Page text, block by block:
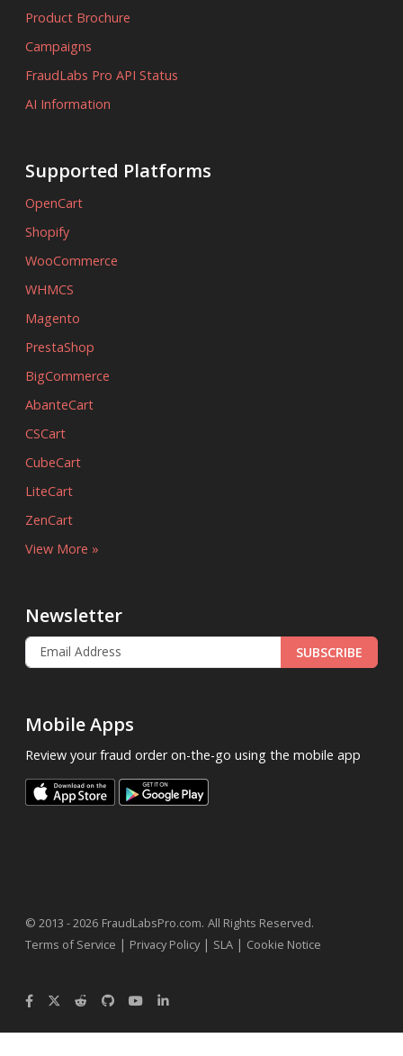
Product Brochure
Campaigns
FraudLabs Pro API Status
AI Information
Supported Platforms
OpenCart
Shopify
WooCommerce
WHMCS
Magento
PrestaShop
BigCommerce
AbanteCart
CSCart
CubeCart
LiteCart
ZenCart
View More »
Newsletter
SUBSCRIBE
Mobile Apps
Review your fraud order on-the-go using the mobile app
© 2013 - 2026 FraudLabsPro.com. All Rights Reserved.
Terms of Service | Privacy Policy| SLA | Cookie Notice